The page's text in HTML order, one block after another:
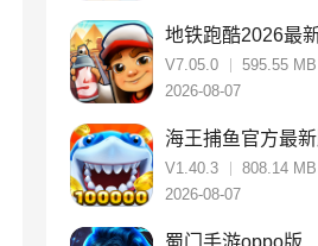
地铁跑酷2026最
V7.05.0
595.55 MB
2026-08-07
海王捕鱼官方最
V1.40.3
808.14 MB
2026-08-07
蜀门手游oppo版